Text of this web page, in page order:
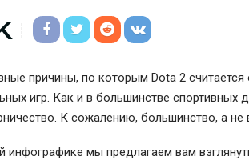
причины, по которым Dota 2
игр. Как и в большинстве
К сожалению, большинство, а не
инфографике мы предлагаем вам